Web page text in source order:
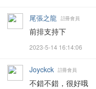
尾張之龍 註冊會員
前排支持下
2023-5-14 16:14:06
Joyckck 註冊會員
不錯不錯，很好哦